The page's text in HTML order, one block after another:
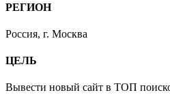
РЕГИОН
Россия, г. Москва
ЦЕЛЬ
Вывести новый сайт в ТОП